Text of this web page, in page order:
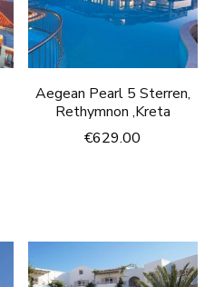
Aegean Pearl 5 Sterren,
Rethymnon ,Kreta
€629.00